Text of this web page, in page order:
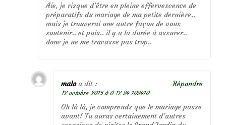
Aie, je risque d’être en pleine effervescence de
préparatifs du mariage de ma petite dernière..
mais je trouverai une autre façon de vous
soutenir.. et puis.. il y a la durée à assurer..
donc je ne me tracasse pas trop..
malo a dit :
12 octobre 2015 à 0 12 34 103410
Oh là là, je comprends que le mariage passe
avant! Tu auras certainement d’autres
Répondre